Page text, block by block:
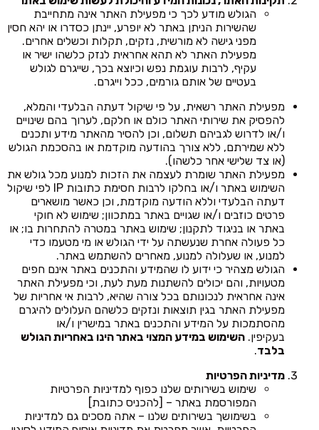
הגולש מודע לכך כי מפעילת האתר אינה מתחייבת
שהשירות הניתן באתר לא יופרע, יינתן כסדרו או יהא חסין
מפני גישה לא מורשית, נזקים, תקלות וכשלים אחרים.
מפעילת האתר לא תהא אחראית לנזק כלשהו ישיר או
עקיף, לרבות עוגמת נפש וכיוצא בכך, שייגרם לגולש
בעטיים של אותם גורמים, ככל וייגרם.
מפעילת האתר רשאית, על פי שיקול דעתה הבלעדי והמלא,
להפסיק את שירותי האתר כולם או חלקם, לערוך בהם שינויים
ו/או לדרוש לגביהם תשלום, וכן להסיר מהאתר מידע ותכנים
ללא שמירתם, ללא צורך בהודעה מוקדמת או בהסכמת הגולש
(או צד שלישי אחר כלשהו).
מפעילת האתר שומרת לעצמה את הזכות למנוע מכל גולש את
השימוש באתר ו/או בחלקו לרבות חסימת כתובות IP לפי שיקול
דעתה הבלעדי וללא הודעה מוקדמת, וכן כאשר מושארים
פרטים כוזבים ו/או שגויים באתר במתכוון; שימוש לא חוקי
באתר או בניגוד לתקנון; שימוש באתר במטרה להתחרות בו; או
כל פעולה אחרת שנעשתה על ידי הגולש או מי מטעמו כדי
למנוע, או שעלולה למנוע, מאחרים להשתמש באתר.
הגולש מצהיר כי ידוע לו שהמידע והתכנים באתר אינם חפים
מטעויות, והם יכולים להשתנות מעת לעת, וכי מפעילת האתר
אינה אחראית לנכונותם בכל צורה שהיא, לרבות אי אחריות של
מפעילת האתר בגין תוצאות ונזקים כלשהם העלולים להיגרם
מהסתמכות על המידע והתכנים באתר במישרין ו/או
בעקיפין. השימוש במידע המצוי באתר הינו באחריות הגולש
בלבד.
מדיניות הפרטיות
שימוש בשירותים שלנו כפוף למדיניות הפרטיות
המפורסמת באתר – [להכניס כתובת]
בשימושך בשירותים שלנו – אתה מסכים גם למדיניות